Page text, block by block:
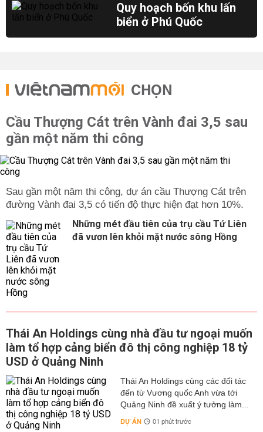
Quy hoạch bốn khu lấn
biển ở Phú Quốc
CHỌN
Cầu Thượng Cát trên Vành đai 3,5 sau
gần một năm thi công
Sau gần một năm thi công, dự án cầu Thượng Cát trên
đường Vành đai 3,5 có tiến độ thực hiện đạt hơn 10%.
Những mét đầu tiên của trụ cầu Tứ Liên
đã vươn lên khỏi mặt nước sông Hồng
Thái An Holdings cùng nhà đầu tư ngoại muốn
làm tổ hợp cảng biển đô thị công nghiệp 18 tỷ
USD ở Quảng Ninh
Thái An Holdings cùng các đối tác
đến từ Vương quốc Anh vừa tới
Quảng Ninh đề xuất ý tưởng làm...
DỰ ÁN 01 phút trước